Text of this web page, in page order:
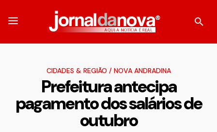
CIDADES & REGIÃO / NOVA ANDRADINA
Prefeitura antecipa
pagamento dos salários de
outubro